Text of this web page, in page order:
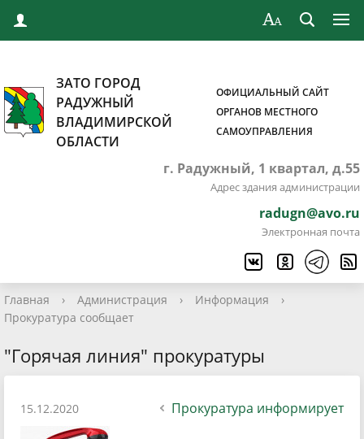
ЗАТО ГОРОД
РАДУЖНЫЙ
ВЛАДИМИРСКОЙ
ОБЛАСТИ
ОФИЦИАЛЬНЫЙ САЙТ
ОРГАНОВ МЕСТНОГО
САМОУПРАВЛЕНИЯ
г. Радужный, 1 квартал, д.55
Адрес здания администрации
radugn@avo.ru
Электронная почта
Главная › Администрация › Информация
›
Прокуратура сообщает
"Горячая линия" прокуратуры
15.12.2020 Прокуратура информирует